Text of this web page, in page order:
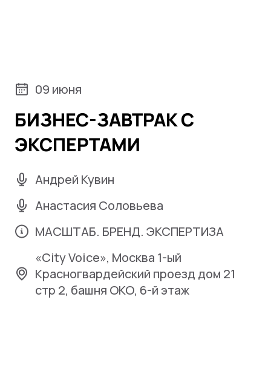
09 июня
БИЗНЕС-ЗАВТРАК С
ЭКСПЕРТАМИ
Андрей Кувин
Анастасия Соловьева
МАСШТАБ. БРЕНД. ЭКСПЕРТИЗА
«City Voice», Москва 1-ый
Красногвардейский проезд дом 21
стр 2, башня ОКО, 6-й этаж